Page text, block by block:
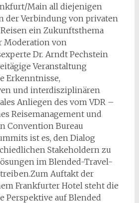
Main all diejenigen
der Verbindung von privaten
ein Zukunftsthema
Moderation von
Dr. Arndt Pechstein
Veranstaltung
Erkenntnisse,
und interdisziplinären
Anliegen des vom VDR –
Reisemanagement und
Convention Bureau
ist es, den Dialog
Stakeholdern zu
im Blended-Travel-
Auftakt der
Frankfurter Hotel steht die
Perspektive auf Blended